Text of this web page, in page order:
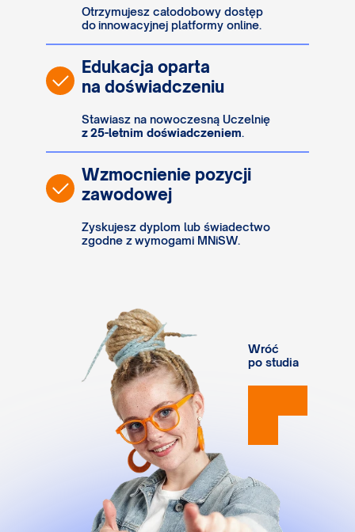
Otrzymujesz całodobowy dostęp
do innowacyjnej platformy online.
Edukacja oparta
na doświadczeniu
Stawiasz na nowoczesną Uczelnię
z 25-letnim doświadczeniem.
Wzmocnienie pozycji
zawodowej
Zyskujesz dyplom lub świadectwo
zgodne z wymogami MNiSW.
Wróć
po studia